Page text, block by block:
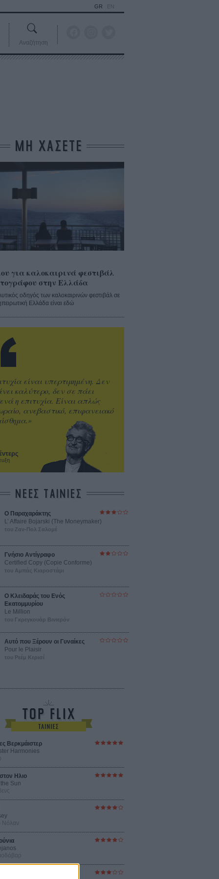
GR EN
Αναζήτηση
ΜΗ ΧΑΣΕΤΕ
για καλοκαιρινά φεστιβάλ
στην Ελλάδα
οδηγός των καλοκαιρινών φεστιβάλ σε
Ελλάδα είναι εδώ
είναι υπερτιμημένη. Δεν
καλύτερο, δεν σε πάει
η επιτυχία. Είναι απλώς
ανεβαστικό, επιφανειακό
ΝΕΕΣ ΤΑΙΝΙΕΣ
Ο Παραχαράκτης
L’ Affaire Bojarski (The Moneymaker)
του Ζαν-Πολ Σαλομέ
Γνήσιο Αντίγραφο
Certified Copy (Copie Conforme)
του Αμπάς Κιαροστάμι
Ο Κλειδαράς του Ενός
Εκατομμυρίου
Le Million
του Γκρεγκουάρ Βινιερόν
Αυτό που Ξέρουν οι Γυναίκες
Pour le Plaisir
του Ρεέμ Κερισί
Βερκμάιστερ
Harmonies
Ηλιο
Sun